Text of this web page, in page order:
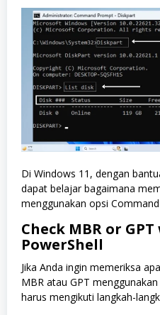
Di Windows 11, dengan
dapat belajar bagaimana
menggunakan opsi
Check MBR or
PowerShell
Jika Anda ingin memeriksa
MBR atau GPT
harus mengikuti langkah-